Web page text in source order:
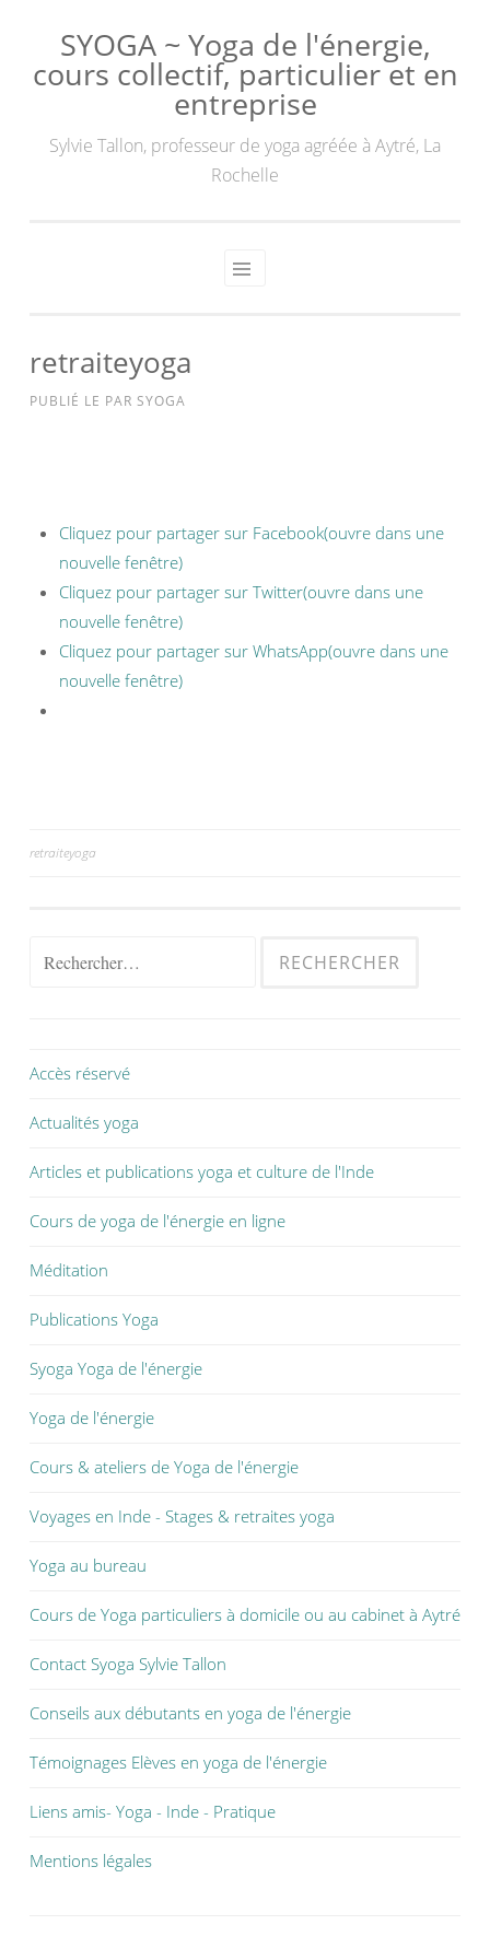
SYOGA ~ Yoga de l'énergie,
cours collectif, particulier et en
entreprise
Sylvie Tallon, professeur de yoga agréée à Aytré, La
Rochelle
retraiteyoga
PUBLIÉ LE PAR SYOGA
Cliquez pour partager sur Facebook(ouvre dans une
nouvelle fenêtre)
Cliquez pour partager sur Twitter(ouvre dans une
nouvelle fenêtre)
Cliquez pour partager sur WhatsApp(ouvre dans une
nouvelle fenêtre)
retraiteyoga
Accès réservé
Actualités yoga
Articles et publications yoga et culture de l'Inde
Cours de yoga de l'énergie en ligne
Méditation
Publications Yoga
Syoga Yoga de l'énergie
Yoga de l'énergie
Cours & ateliers de Yoga de l'énergie
Voyages en Inde - Stages & retraites yoga
Yoga au bureau
Cours de Yoga particuliers à domicile ou au cabinet à Aytré
Contact Syoga Sylvie Tallon
Conseils aux débutants en yoga de l'énergie
Témoignages Elèves en yoga de l'énergie
Liens amis- Yoga - Inde - Pratique
Mentions légales